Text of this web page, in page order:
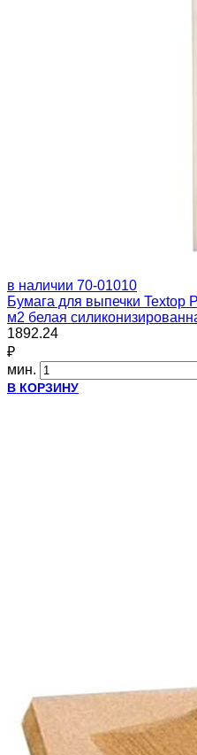
в наличии 70-01010
Бумага для выпечки Textop
м2 белая
1892.24
₽
мин.
В КОРЗИНУ